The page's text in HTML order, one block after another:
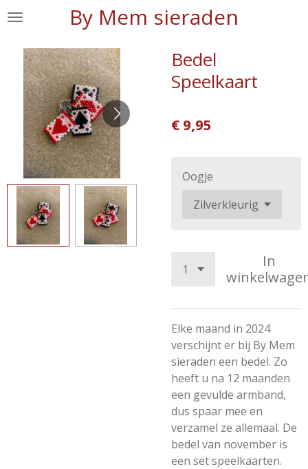
Ga
naar
hoofdinhoud
By Mem sieraden
Bedel
Speelkaart
€ 9,95
Oogje
In
Elke maand in 2024
verschijnt er bij By Mem
sieraden een bedel. Zo
heeft u na 12 maanden
een gevulde armband,
dus spaar mee en
verzamel ze allemaal. De
bedel van november is
een set speelkaarten.